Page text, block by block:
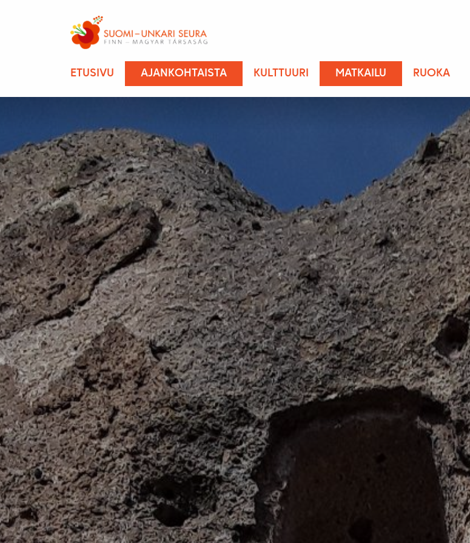
ETUSIVU AJANKOHTAISTA KULTTUURI MATKAILU RUOKA